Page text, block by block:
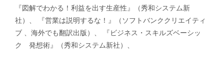
『図解でわかる！利益を出す生産性』（秀和システム新
社）、 『営業は説明するな！』（ソフトバンククリエイティ
ブ 、海外でも翻訳出版）、 『ビジネス・スキルズベーシッ
ク 発想術』（秀和システム新社）、